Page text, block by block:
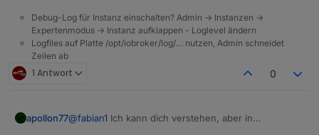
Debug-Log für Instanz einschalten? Admin -> Instanzen ->
Expertenmodus -> Instanz aufklappen - Loglevel ändern
Logfiles auf Platte /opt/iobroker/log/… nutzen, Admin schneidet
Zeilen ab
1 Antwort 0
apollon77@fabian1 Ich kann dich verstehen, aber in